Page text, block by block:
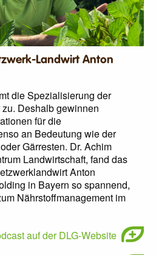
Landwirt Anton
die Spezialisierung der
Deshalb gewinnen
für die
an Bedeutung wie der
Gärresten. Dr. Achim
Landwirtschaft, fand das
Anton
in Bayern so spannend,
Nährstoffmanagement im
auf der DLG-Website